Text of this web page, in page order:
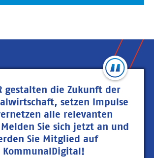
gestalten die Zukunft der
setzen Impulse
alle relevanten
Sie sich jetzt an und
Sie Mitglied auf
KommunalDigital!